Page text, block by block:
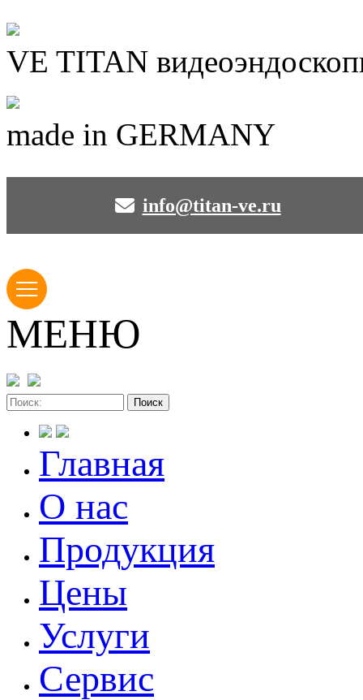
VE TITAN
made in GERMANY
info@titan-ve.ru
МЕНЮ
Главная
О нас
Продукция
Цены
Услуги
Сервис